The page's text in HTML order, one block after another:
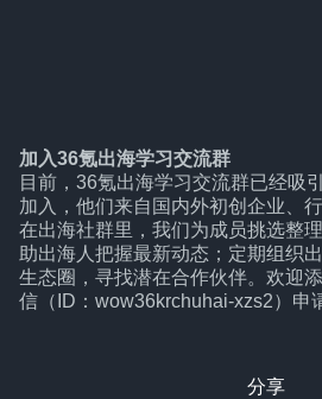
加入36氪出海学习交流群
目前，36氪出海学习交流群已经吸
加入，他们来自国内外初创企业、
在出海社群里，我们为成员挑选整
助出海人把握最新动态；定期组织
生态圈，寻找潜在合作伙伴。欢迎
信（ID：wow36krchuhai-xzs2）申
分享